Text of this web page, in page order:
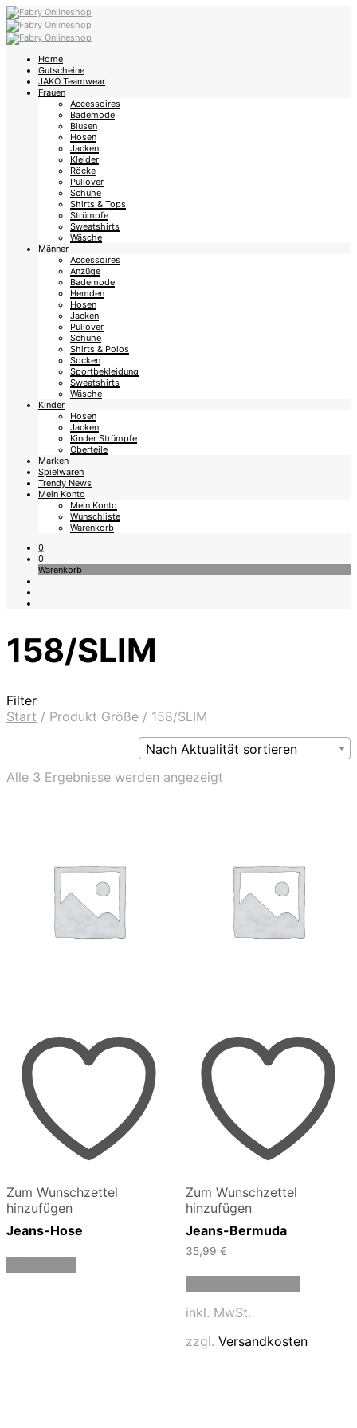
Home
Gutscheine
JAKO Teamwear
Frauen
Accessoires
Bademode
Blusen
Hosen
Jacken
Kleider
Röcke
Pullover
Schuhe
Shirts & Tops
Strümpfe
Sweatshirts
Wäsche
Männer
Accessoires
Anzüge
Bademode
Hemden
Hosen
Jacken
Pullover
Schuhe
Shirts & Polos
Socken
Sportbekleidung
Sweatshirts
Wäsche
Kinder
Hosen
Jacken
Kinder Strümpfe
Oberteile
Marken
Spielwaren
Trendy News
Mein Konto
Mein Konto
Wunschliste
Warenkorb
0
0
Warenkorb
158/SLIM
Filter
Start / Produkt Größe / 158/SLIM
Nach Aktualität sortieren
Alle 3 Ergebnisse werden angezeigt
Zum Wunschzettel
hinzufügen
Jeans-Hose
Zum Wunschzettel
hinzufügen
Jeans-Bermuda
35,99 €
auf.
inkl. MwSt.
zzgl. Versandkosten